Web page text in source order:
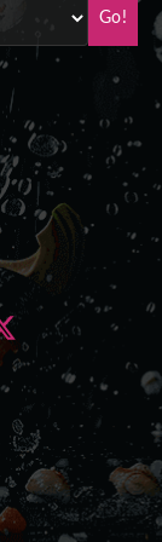
Go!